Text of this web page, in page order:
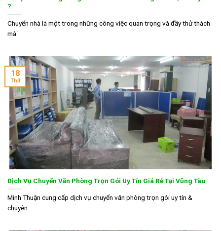
?
Chuyển nhà là một trong những công việc quan trọng và đầy thử thách
mà
Dịch Vụ Chuyển Văn Phòng Trọn Gói Uy Tín Giá Rẻ Tại Vũng Tàu
Minh Thuận cung cấp dịch vụ chuyển văn phòng trọn gói uy tín &
chuyên
18
Th3